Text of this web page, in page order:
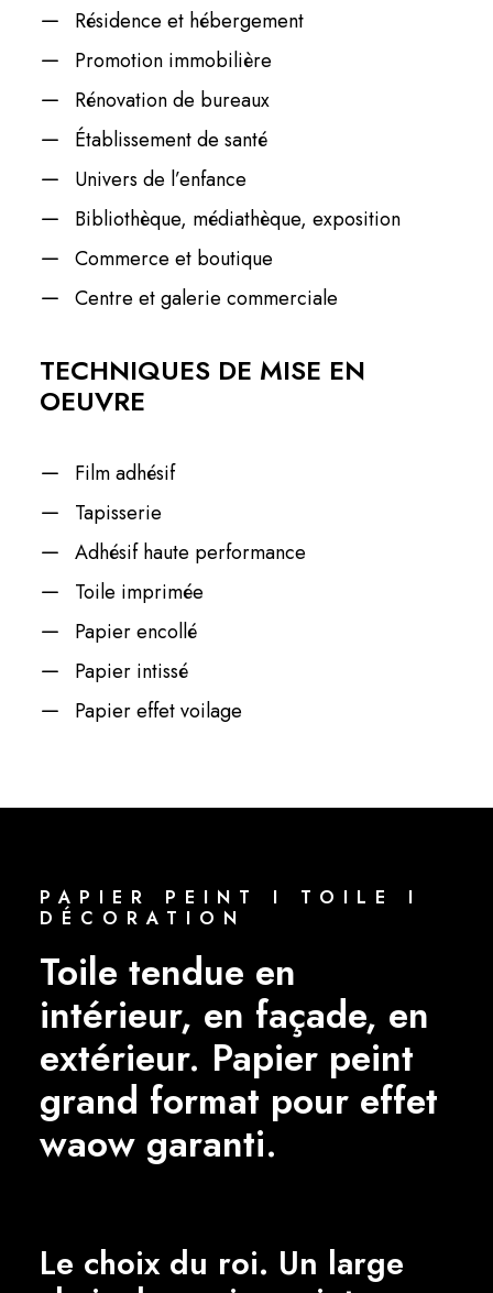
Résidence et hébergement
Promotion immobilière
Rénovation de bureaux
Établissement de santé
Univers de l’enfance
Bibliothèque, médiathèque, exposition
Commerce et boutique
Centre et galerie commerciale
TECHNIQUES DE MISE EN
OEUVRE
Film adhésif
Tapisserie
Adhésif haute performance
Toile imprimée
Papier encollé
Papier intissé
Papier effet voilage
PAPIER PEINT I TOILE I
DÉCORATION
Toile tendue en
intérieur, en façade, en
extérieur. Papier peint
grand format pour effet
waow garanti.
Le choix du roi. Un large